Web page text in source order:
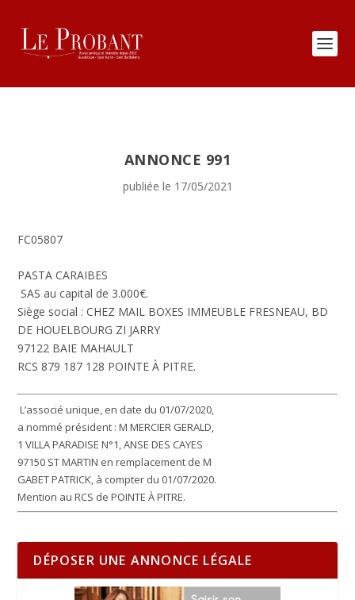
ANNONCE 991
publiée le 17/05/2021
FC05807
PASTA CARAIBES
SAS au capital de 3.000€.
Siège social : CHEZ MAIL BOXES IMMEUBLE FRESNEAU, BD
DE HOUELBOURG ZI JARRY
97122 BAIE MAHAULT
RCS 879 187 128 POINTE À PITRE.
L’associé unique, en date du 01/07/2020,
a nommé président : M MERCIER GERALD,
1 VILLA PARADISE N°1, ANSE DES CAYES
97150 ST MARTIN en remplacement de M
GABET PATRICK, à compter du 01/07/2020.
Mention au RCS de POINTE À PITRE.
DÉPOSER UNE ANNONCE LÉGALE